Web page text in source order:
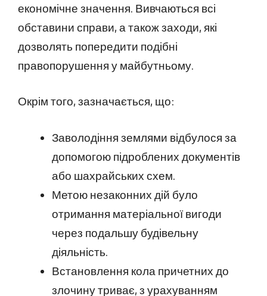
економічне значення. Вивчаються всі
обставини справи, а також заходи, які
дозволять попередити подібні
правопорушення у майбутньому.
Окрім того, зазначається, що:
Заволодіння землями відбулося за
допомогою підроблених документів
або шахрайських схем.
Метою незаконних дій було
отримання матеріальної вигоди
через подальшу будівельну
діяльність.
Встановлення кола причетних до
злочину триває, з урахуванням